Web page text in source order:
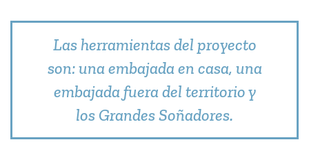
Las herramientas del proyecto
son: una embajada en casa, una
embajada fuera del territorio y
los Grandes Soñadores.